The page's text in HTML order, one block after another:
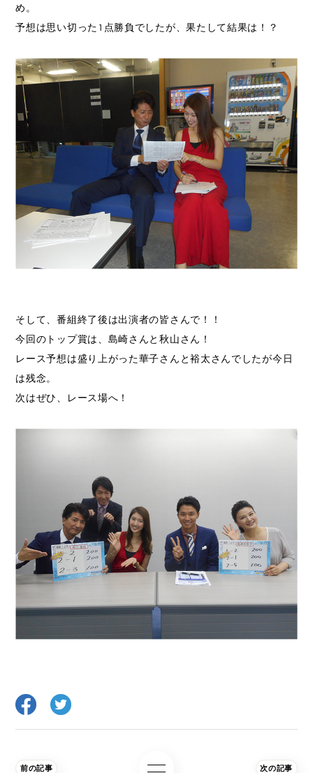
め。
予想は思い切った1点勝負でしたが、果たして結果は！？
そして、番組終了後は出演者の皆さんで！！
今回のトップ賞は、島崎さんと秋山さん！
レース予想は盛り上がった華子さんと裕太さんでしたが今日
は残念。
次はぜひ、レース場へ！
前の記事 次の記事